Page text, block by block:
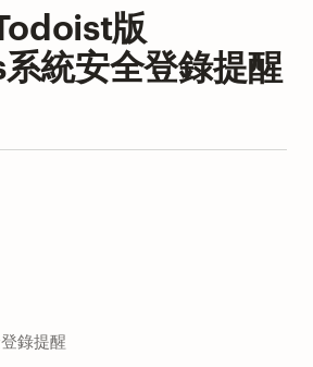
版
統安全登錄提醒
錄提醒